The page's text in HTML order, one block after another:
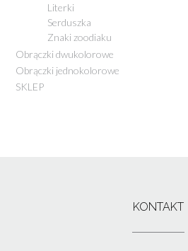
Literki
Serduszka
Znaki zoodiaku
Obrączki dwukolorowe
Obrączki jednokolorowe
SKLEP
KONTAKT